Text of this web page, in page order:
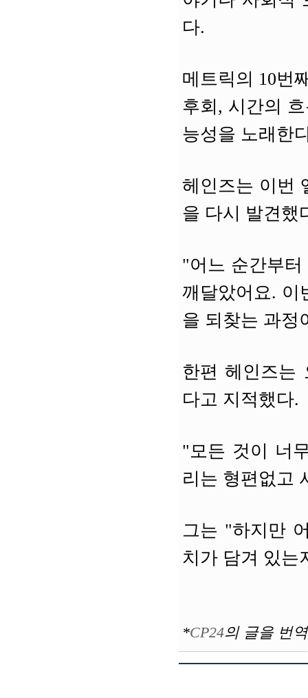
다.
메트릭의 10번
후회, 시간의
능성을 노래한
헤인즈는 이번
을 다시 발견했
"어느 순간부
깨달았어요. 이
을 되찾는 과정
한편 헤인즈는
다고 지적했다.
"모든 것이 너
리는 형편없고
그는 "하지만
치가 담겨 있는
*CP24의 글을 번역